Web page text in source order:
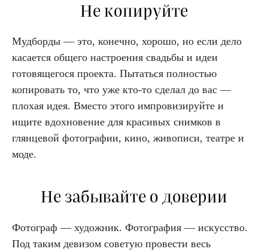
Не копируйте
Мудборды — это, конечно, хорошо, но если дело
касается общего настроения свадьбы и идеи
готовящегося проекта. Пытаться полностью
копировать то, что уже кто-то сделал до вас —
плохая идея. Вместо этого импровизируйте и
ищите вдохновение для красивых снимков в
глянцевой фотографии, кино, живописи, театре и
моде.
Не забывайте о доверии
Фотограф — художник. Фотография — искусство.
Под таким девизом советую провести весь